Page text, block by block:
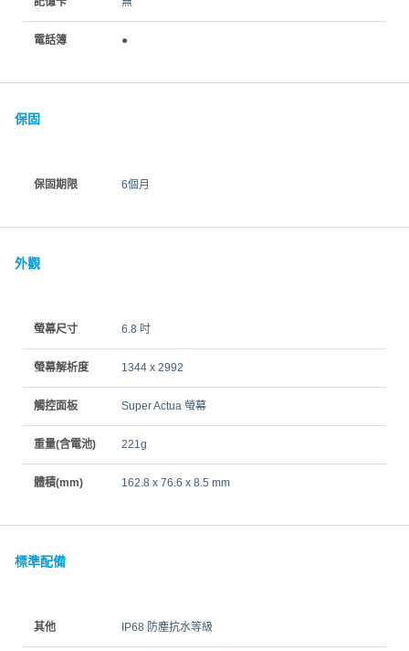
電話簿 ●
保固
保固期限 6個月
外觀
螢幕尺寸 6.8 吋
螢幕解析度 1344 x 2992
觸控面板 Super Actua 螢幕
重量(含電池) 221g
體積(mm) 162.8 x 76.6 x 8.5 mm
標準配備
其他 IP68 防塵抗水等級